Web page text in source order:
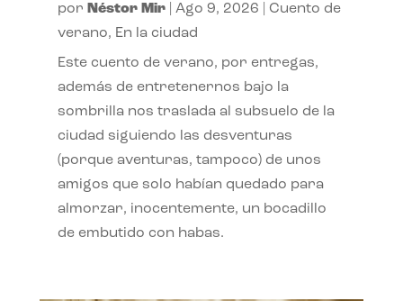
por Néstor Mir| Ago 9, 2026
Cuento de
verano, En la ciudad
Este cuento de verano, por entregas,
además de entretenernos bajo la
sombrilla nos traslada al subsuelo de la
ciudad siguiendo las desventuras
(porque aventuras, tampoco) de unos
amigos que solo habían quedado para
almorzar, inocentemente, un bocadillo
de embutido con habas.